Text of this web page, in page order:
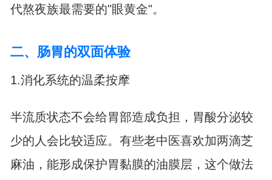
代熬夜族最需要的"眼黄金"。
二、肠胃的双面体验
1.消化系统的温柔按摩
半流质状态不会给胃部造成负担，胃酸分泌较
少的人会比较适应。有些老中医喜欢加两滴芝
麻油，能形成保护胃黏膜的油膜层，这个做法